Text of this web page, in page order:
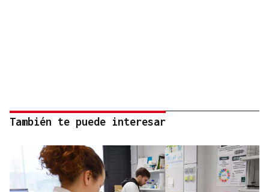
También te puede interesar